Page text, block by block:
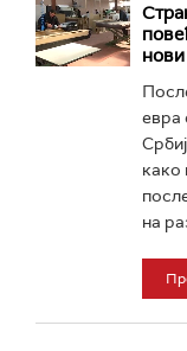
евра
како
на